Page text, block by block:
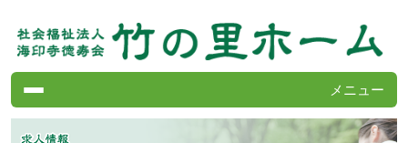
メニュー
竹の里ホームの案内